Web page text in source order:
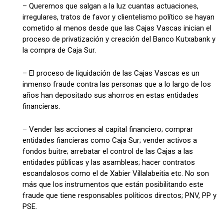
– Queremos que salgan a la luz cuantas actuaciones,
irregulares, tratos de favor y clientelismo político se hayan
cometido al menos desde que las Cajas Vascas inician el
proceso de privatización y creación del Banco Kutxabank y
la compra de Caja Sur.
– El proceso de liquidación de las Cajas Vascas es un
inmenso fraude contra las personas que a lo largo de los
años han depositado sus ahorros en estas entidades
financieras.
– Vender las acciones al capital financiero; comprar
entidades fiancieras como Caja Sur; vender activos a
fondos buitre; arrebatar el control de las Cajas a las
entidades públicas y las asambleas; hacer contratos
escandalosos como el de Xabier Villalabeitia etc. No son
más que los instrumentos que están posibilitando este
fraude que tiene responsables políticos directos; PNV, PP y
PSE.